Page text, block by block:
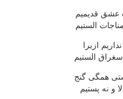
عشق قدیمیم
الستیم
ازیرا
الستیم
همگی گنج
و نه پستیم